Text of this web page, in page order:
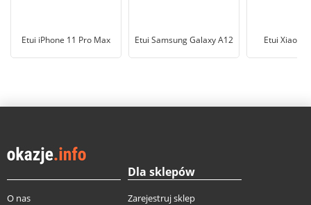
Etui iPhone 11 Pro Max Etui Samsung Galaxy A12 Etui Xiaomi
O nas
Dla sklepów
Zarejestruj sklep